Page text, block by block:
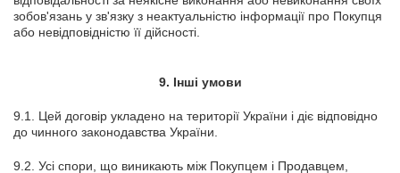
зобов'язань у зв'язку з неактуальністю інформації про Покупця
або невідповідністю її дійсності.
9. Інші умови
9.1. Цей договір укладено на території України і діє відповідно
до чинного законодавства України.
9.2. Усі спори, що виникають між Покупцем і Продавцем,